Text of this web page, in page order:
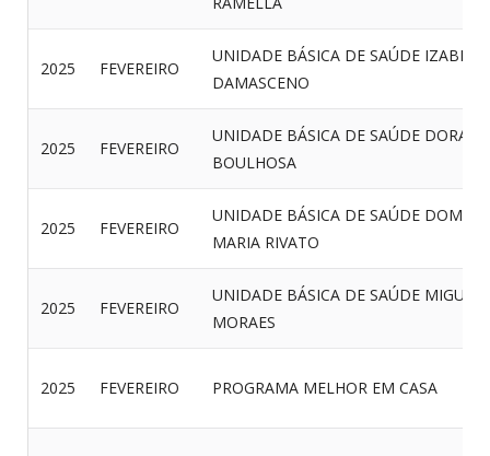
2025 FEVEREIRO
UNIDADE BÁSICA DE SAÚDE IZABEL
DAMASCENO
2025 FEVEREIRO
UNIDADE BÁSICA DE SAÚDE
BOULHOSA
2025 FEVEREIRO
UNIDADE BÁSICA DE SAÚDE DOM
MARIA RIVATO
2025 FEVEREIRO
UNIDADE BÁSICA DE SAÚDE MIGUEL
MORAES
2025 FEVEREIRO PROGRAMA MELHOR EM CASA